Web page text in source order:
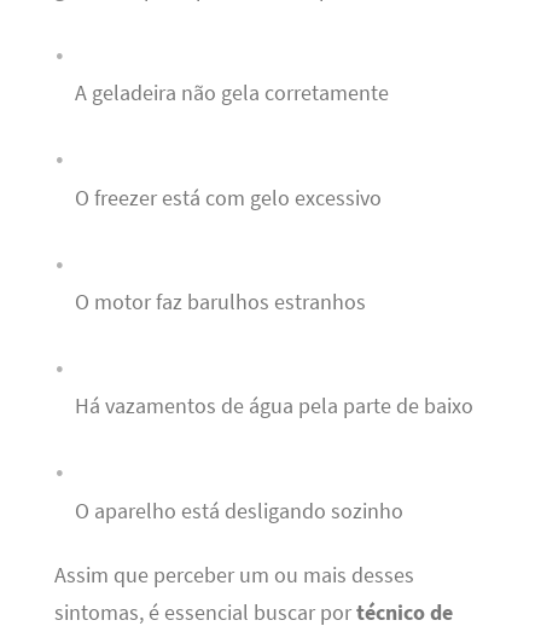
A geladeira não gela corretamente
O freezer está com gelo excessivo
O motor faz barulhos estranhos
Há vazamentos de água pela parte de baixo
O aparelho está desligando sozinho
Assim que perceber um ou mais desses
sintomas, é essencial buscar portécnico de